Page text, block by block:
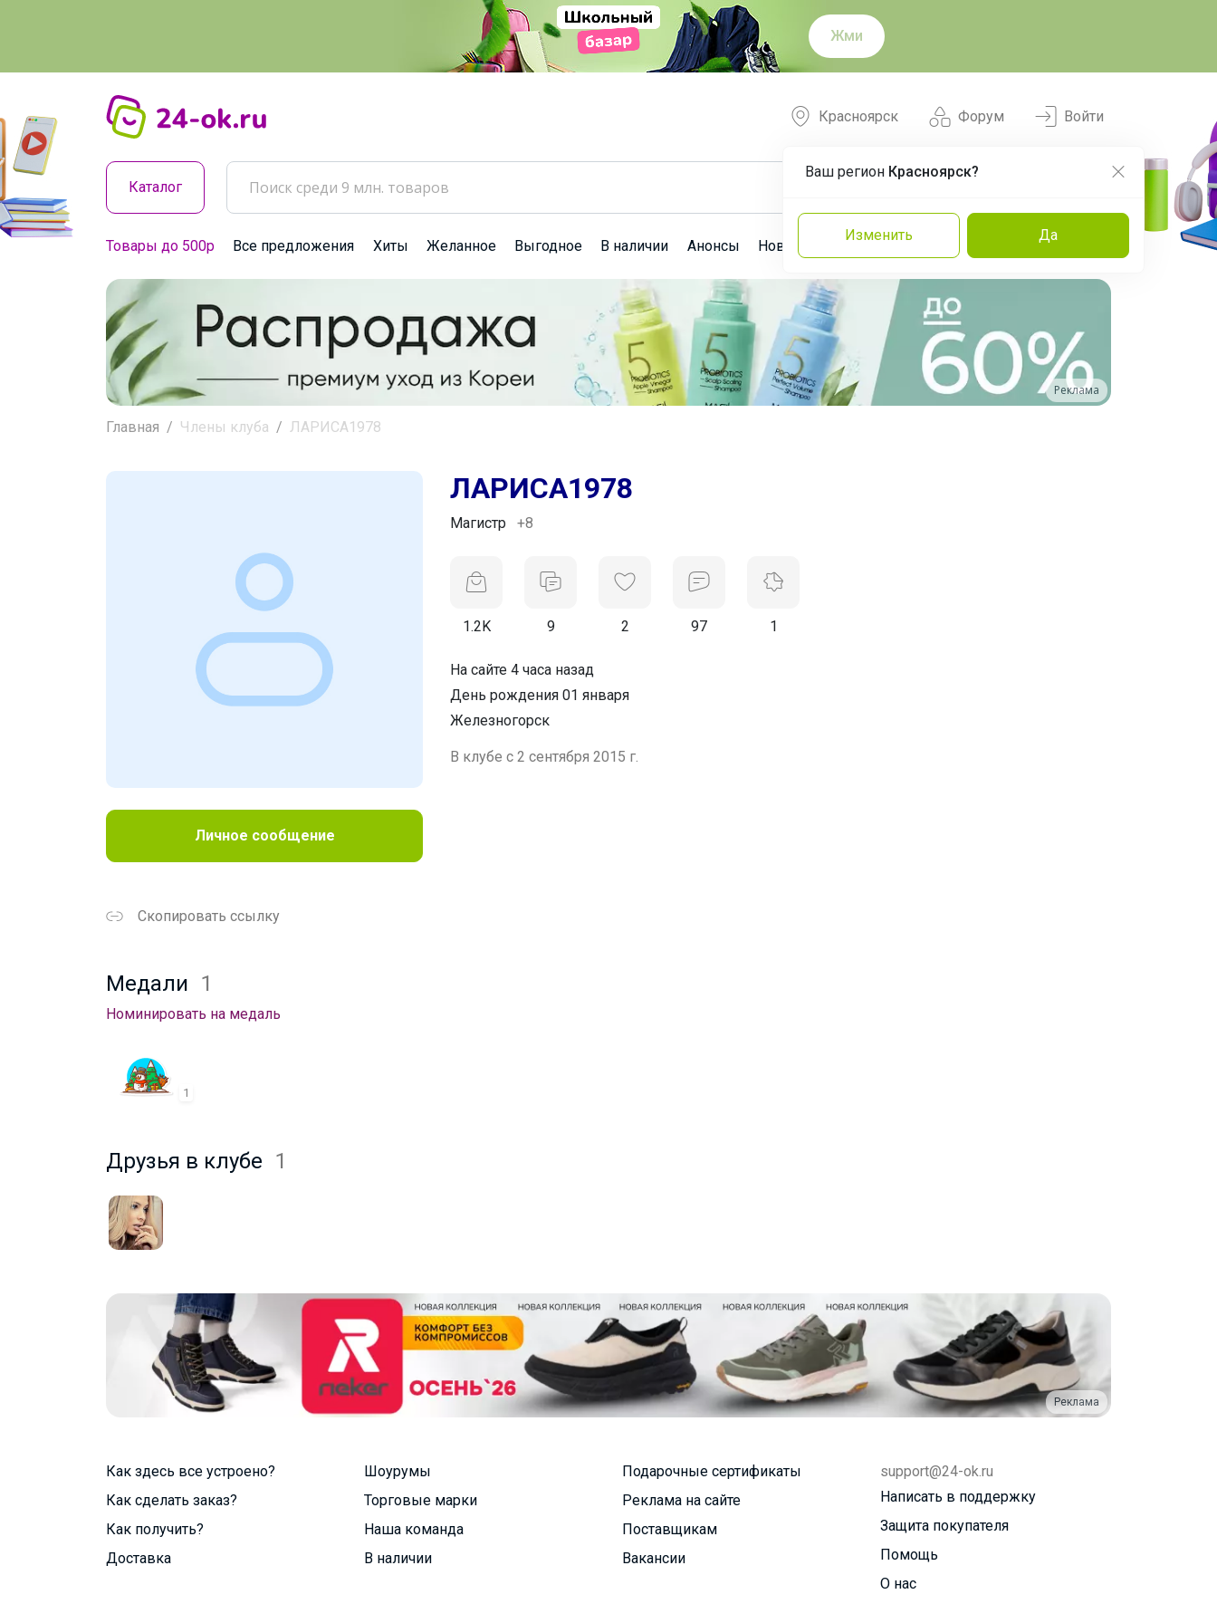
Жми
Форум
Красноярск
Ваш регион Красноярск?
Изменить Да
Войти
Каталог
Товары до 500р Все предложения Хиты Желанное Выгодное В наличии Анонсы Новости Команда Эксперты
Реклама
Главная Члены клуба ЛАРИСА1978
Личное сообщение
Скопировать ссылку
Медали 1
Номинировать на медаль
1
Друзья в клубе 1
ЛАРИСА1978
Магистр +8
1.2K 9 2 97 1
На сайте 4 часа назад
День рождения 01 января
Железногорск
В клубе с 2 сентября 2015 г.
Реклама
Как здесь все устроено?
Как сделать заказ?
Как получить?
Доставка
Шоурумы
Торговые марки
Наша команда
В наличии
Подарочные сертификаты
Реклама на сайте
Поставщикам
Вакансии
support@24-ok.ru
Написать в поддержку
Защита покупателя
Помощь
О нас